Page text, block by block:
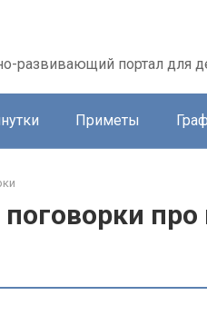
развивающий портал для
Приметы
про